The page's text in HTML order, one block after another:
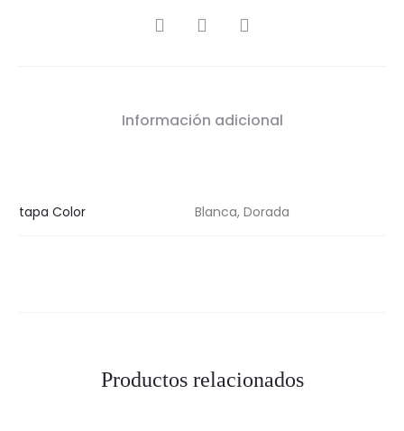
SHARE
Información adicional
tapa Color Blanca, Dorada
Productos relacionados